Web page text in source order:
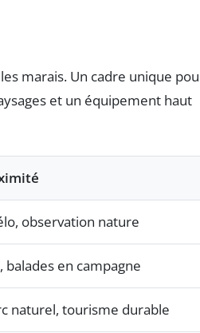
marais. Un cadre unique
et un équipement haut
observation nature
balades en campagne
naturel, tourisme durable